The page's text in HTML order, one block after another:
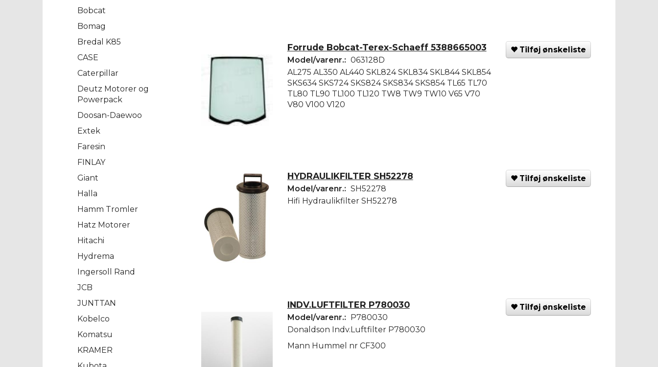
Bobcat
Bomag
Bredal K85
CASE
Caterpillar
Deutz Motorer og
Powerpack
Doosan-Daewoo
Extek
Faresin
FINLAY
Giant
Halla
Hamm Tromler
Hatz Motorer
Hitachi
Hydrema
Ingersoll Rand
JCB
JUNTTAN
Kobelco
Komatsu
KRAMER
Forrude Bobcat-Terex-Schaeff 5388665003
Model/varenr.: 063128D
AL275 AL350 AL440 SKL824 SKL834 SKL844 SKL854
SKS634 SKS724 SKS824 SKS834 SKS854 TL65 TL70
TL80 TL90 TL100 TL120 TW8 TW9 TW10 V65 V70
V80 V100 V120
Tilføj ønskeliste
HYDRAULIKFILTER SH52278
Model/varenr.: SH52278
Hifi Hydraulikfilter SH52278
Tilføj ønskeliste
INDV.LUFTFILTER P780030
Model/varenr.:
P780030
Donaldson Indv.Luftfilter P780030
Mann Hummel nr CF300
Tilføj ønskeliste